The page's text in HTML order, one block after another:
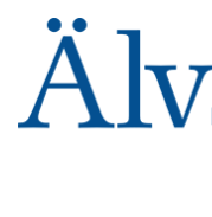
innehåll